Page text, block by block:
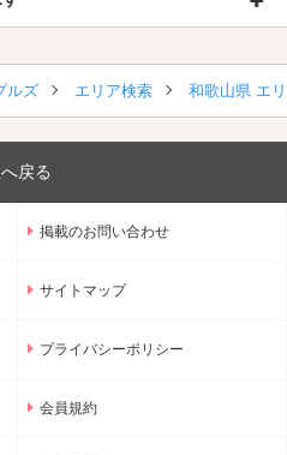
ルズ エリア検索 和歌山県 エ
戻る
掲載のお問い合わせ
サイトマップ
プライバシーポリシー
会員規約